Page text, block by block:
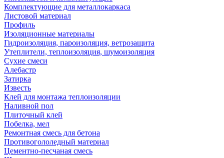
Комплектующие для металлокаркаса
Листовой материал
Профиль
Изоляционные материалы
Гидроизоляция, пароизоляция, ветрозащита
Утеплители, теплоизоляция, шумоизоляция
Сухие смеси
Алебастр
Затирка
Известь
Клей для монтажа теплоизоляции
Наливной пол
Плиточный клей
Побелка, мел
Ремонтная смесь для бетона
Противогололедный материал
Цементно-песчаная смесь